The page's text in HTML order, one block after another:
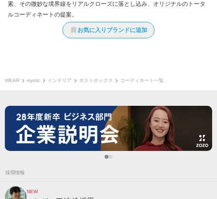
素、その微妙な境界線をリアルクローズに落とし込み、オリジナルのトータ
ルコーディネートの提案。
お気に入りブランドに追加
WEAR mystic インテリア ダストボックス コーディネート一覧
採用情報
NEW